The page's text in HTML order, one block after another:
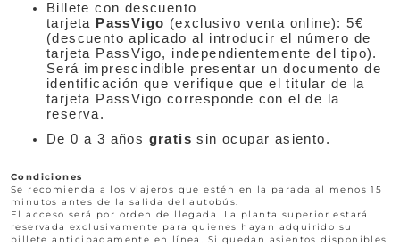
Billete con descuento
tarjeta
PassVigo (exclusivo venta online): 5€
(descuento aplicado al introducir el número de
tarjeta PassVigo, independientemente del tipo).
Será imprescindible presentar un documento de
identificación que verifique que el titular de la
tarjeta PassVigo corresponde con el de la
reserva.
De 0 a 3 años gratis sin ocupar asiento.
Condiciones
Se recomienda a los viajeros que estén en la parada al menos 15
minutos antes de la salida del autobús.
El acceso será por orden de llegada. La planta superior estará
reservada exclusivamente para quienes hayan adquirido su
billete anticipadamente en línea. Si quedan asientos disponibles